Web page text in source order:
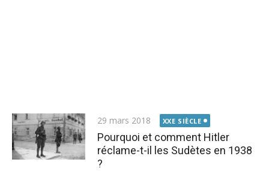
29 mars 2018 XXE SIÈCLE
Pourquoi et comment Hitler
réclame-t-il les Sudètes en 1938
?